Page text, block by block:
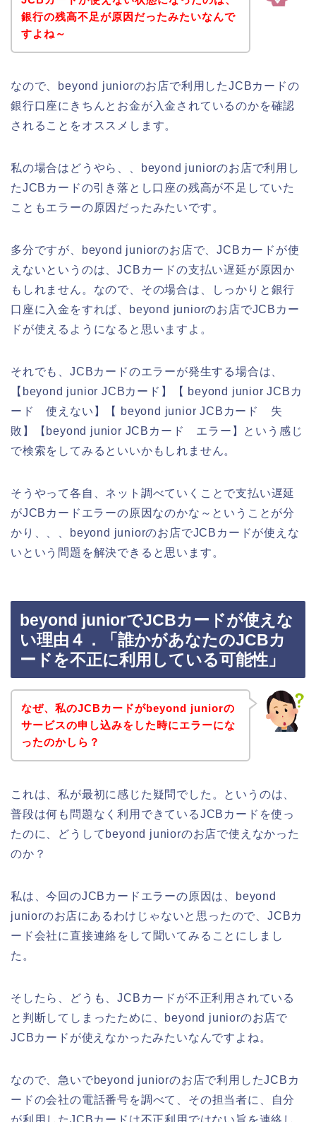
銀行の残高不足が原因だったみたいなんで
すよね～
なので、beyond juniorのお店で利用したJCBカードの
銀行口座にきちんとお金が入金されているのかを確認
されることをオススメします。
私の場合はどうやら、、beyond juniorのお店で利用し
たJCBカードの引き落とし口座の残高が不足していた
こともエラーの原因だったみたいです。
多分ですが、beyond juniorのお店で、JCBカードが使
えないというのは、JCBカードの支払い遅延が原因か
もしれません。なので、その場合は、しっかりと銀行
口座に入金をすれば、beyond juniorのお店でJCBカー
ドが使えるようになると思いますよ。
それでも、JCBカードのエラーが発生する場合は、
【beyond junior JCBカード】【 beyond junior JCBカ
ード 使えない】【 beyond junior JCBカード 失
敗】【beyond junior JCBカード エラー】という感じ
で検索をしてみるといいかもしれません。
そうやって各自、ネット調べていくことで支払い遅延
がJCBカードエラーの原因なのかな～ということが分
かり、、、beyond juniorのお店でJCBカードが使えな
いという問題を解決できると思います。
beyond juniorでJCBカードが使えな
い理由４．「誰かがあなたのJCBカ
ードを不正に利用している可能性」
なぜ、私のJCBカードがbeyond juniorの
サービスの申し込みをした時にエラーにな
ったのかしら？
これは、私が最初に感じた疑問でした。というのは、
普段は何も問題なく利用できているJCBカードを使っ
たのに、どうしてbeyond juniorのお店で使えなかった
のか？
私は、今回のJCBカードエラーの原因は、beyond
juniorのお店にあるわけじゃないと思ったので、JCBカ
ード会社に直接連絡をして聞いてみることにしまし
た。
そしたら、どうも、JCBカードが不正利用されている
と判断してしまったために、beyond juniorのお店で
JCBカードが使えなかったみたいなんですよね。
なので、急いでbeyond juniorのお店で利用したJCBカ
ードの会社の電話番号を調べて、その担当者に、自分
が利用したJCBカードは不正利用ではない旨を連絡し